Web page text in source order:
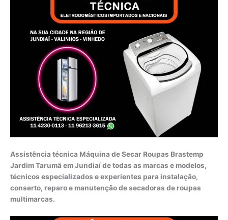
Assistência técnica Máquina de Secar Roupas Brastemp
Jardim Tarumã em Jundiaí de todas as marcas e modelos,
técnicos especializados e experientes para instalação,
conserto, reparo e manutenção de secadoras de roupas
multimarcas.